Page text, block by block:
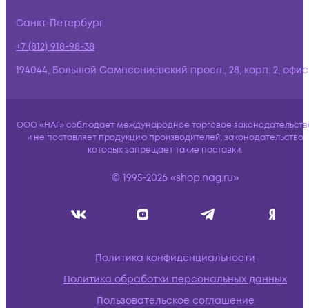
Санкт-Петербург
+7 (812) 918-98-38
194044, Большой Сампсониевский просп., 28, корп. 2,
ООО «НАГ» соблюдает международное торговое
и не поставляет продукцию производителей, законодательство
которых запрещает такие поставки.
© 1995-2026 «shop.nag.ru»
Политика конфиденциальности
Политика обработки персональных данных
Пользовательское соглашение